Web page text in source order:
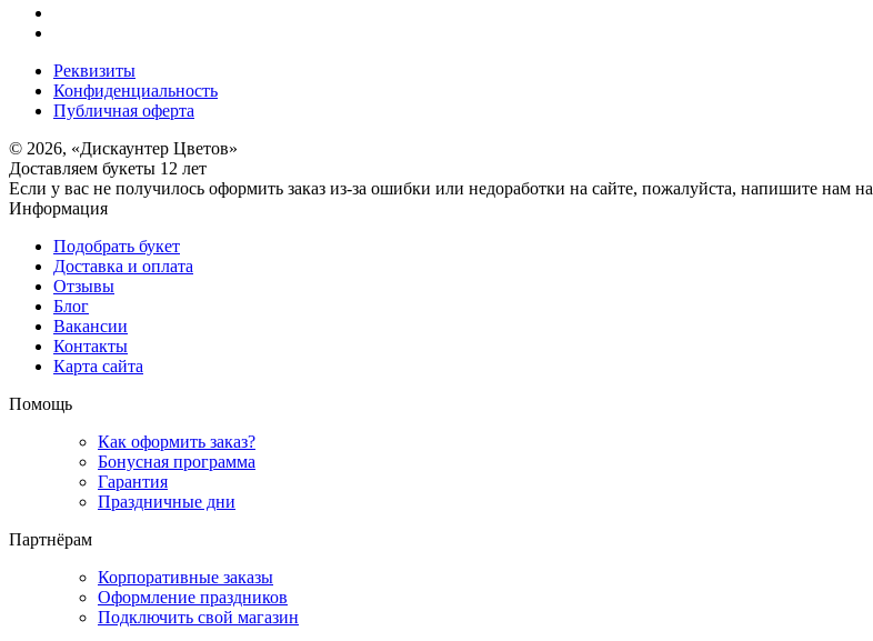
Реквизиты
Конфиденциальность
Публичная оферта
© 2026, «Дискаунтер Цветов»
Доставляем букеты 12 лет
Если у вас не получилось оформить заказ из-за ошибки или недоработки на сайте, пожалуйста, напишите нам на
Информация
Подобрать букет
Доставка и оплата
Отзывы
Блог
Вакансии
Контакты
Карта сайта
Помощь
Как оформить заказ?
Бонусная программа
Гарантия
Праздничные дни
Партнёрам
Корпоративные заказы
Оформление праздников
Подключить свой магазин